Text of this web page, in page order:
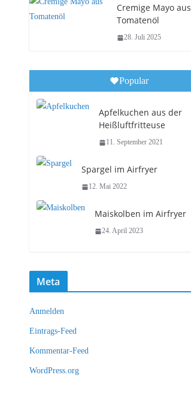
Cremige Mayo aus
Tomatenöl
28. Juli 2025
Popular
Apfelkuchen aus der
Heißluftfritteuse
11. September 2021
Spargel im Airfryer
12. Mai 2022
Maiskolben im Airfryer
24. April 2023
Meta
Anmelden
Eintrags-Feed
Kommentar-Feed
WordPress.org